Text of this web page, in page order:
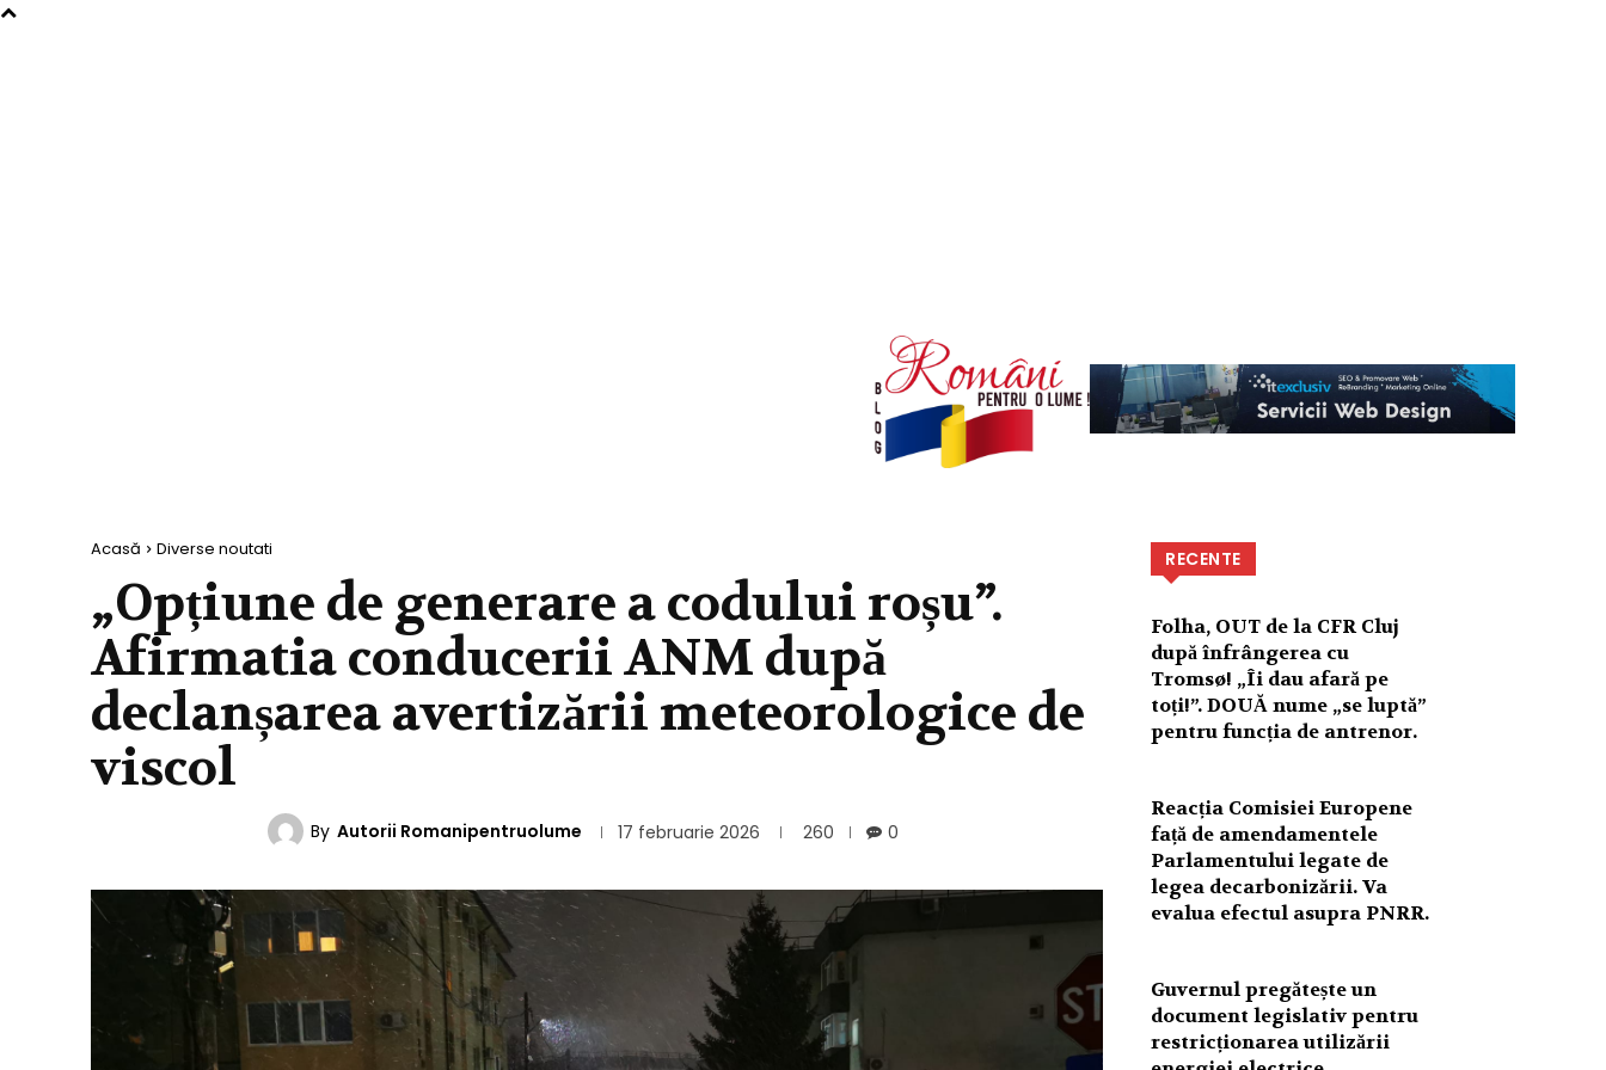
Acasă Diverse noutati
„Opțiune de generare a codului roșu”.
Afirmatia conducerii ANM după
declanșarea avertizării meteorologice de
viscol
By Autorii Romanipentruolume 17 februarie 2026 260 0
RECENTE
Folha, OUT de la CFR Cluj
după înfrângerea cu
Tromsø! „Îi dau afară pe
toți!”. DOUĂ nume „se luptă”
pentru funcția de antrenor.
Reacția Comisiei Europene
față de amendamentele
Parlamentului legate de
legea decarbonizării. Va
evalua efectul asupra PNRR.
Guvernul pregătește un
document legislativ pentru
restricționarea utilizării